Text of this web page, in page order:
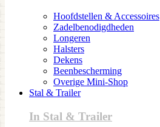
Hoofdstellen & Accessoires
Zadelbenodigdheden
Longeren
Halsters
Dekens
Beenbescherming
Overige Mini-Shop
Stal & Trailer
In Stal & Trailer